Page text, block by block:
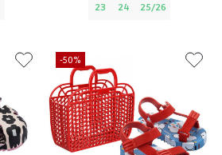
23 24 25/26
-50%